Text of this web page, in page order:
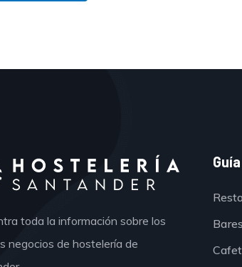
toda la información sobre los
negocios de hostelería de
Bares